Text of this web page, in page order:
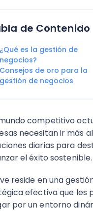
de Contenido
¿Qué es la gestión de
negocios?
Consejos de oro para la
gestión de negocios
competitivo
necesitan ir más
diarias para
el éxito sostenible.
reside en una
efectiva que les
por un entorno